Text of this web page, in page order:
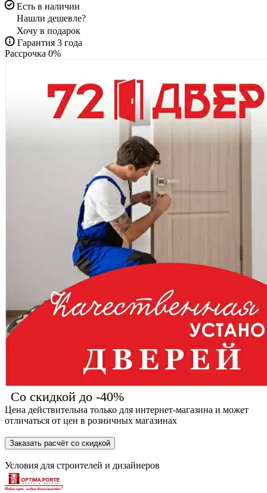
Есть в наличии
Нашли дешевле?
Хочу в подарок
Гарантия 3 года
Рассрочка 0%
Со скидкой до -40%
Цена действительна только для интернет-магазина и может
отличаться от цен в розничных магазинах
Заказать расчёт со скидкой
Условия для строителей и дизайнеров